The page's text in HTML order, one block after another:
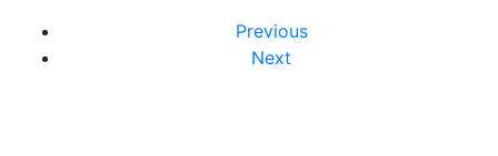
Previous
Next